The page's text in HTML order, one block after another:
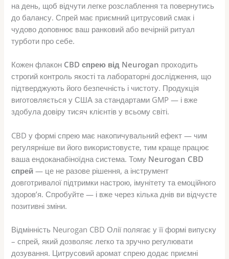
на день, щоб відчути легке розслаблення та повернутись
до балансу. Спрей має приємний цитрусовий смак і
чудово доповнює ваш ранковий або вечірній ритуал
турботи про себе.
Кожен флакон CBD спрею від Neurogan проходить
строгий контроль якості та лабораторні дослідження, що
підтверджують його безпечність і чистоту. Продукція
виготовляється у США за стандартами GMP — і вже
здобула довіру тисяч клієнтів у всьому світі.
CBD у формі спрею має накопичувальний ефект — чим
регулярніше ви його використовуєте, тим краще працює
ваша ендоканабіноїдна система. Тому Neurogan CBD
спрей — це не разове рішення, а інструмент
довготривалої підтримки настрою, імунітету та емоційного
здоров’я. Спробуйте — і вже через кілька днів ви відчуєте
позитивні зміни.
Відмінність Neurogan CBD Олії полягає у її формі випуску
– спрей, який дозволяє легко та зручно регулювати
дозування. Цитрусовий аромат спрею додає приємні